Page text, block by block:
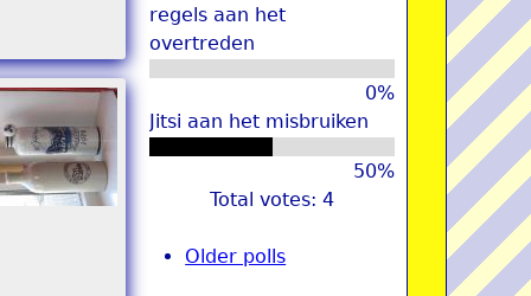
regels aan het
overtreden
0%
Jitsi aan het misbruiken
50%
Total votes: 4
Older polls